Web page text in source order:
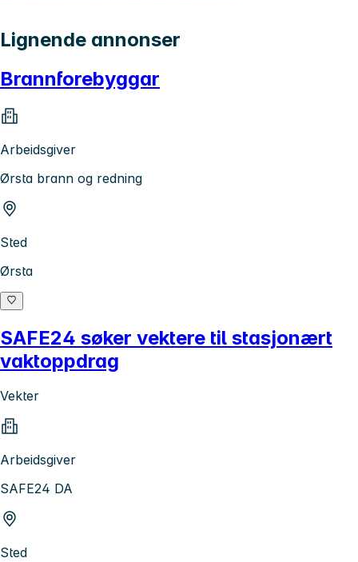
Lignende annonser
Brannforebyggar
Arbeidsgiver
Ørsta brann og redning
Sted
Ørsta
SAFE24 søker vektere til stasjonært
vaktoppdrag
Vekter
Arbeidsgiver
SAFE24 DA
Sted